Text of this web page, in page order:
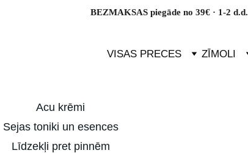
BEZMAKSAS piegāde no 39€ · 1-2 d.d.
VISAS PRECES ZĪMOLI
Sejas toniki un esences
Acu krēmi
Līdzekļi pret pinnēm